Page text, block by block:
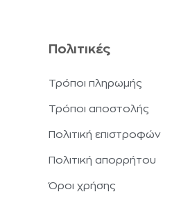
Πολιτικές
Τρόποι πληρωμής
Τρόποι αποστολής
Πολιτική επιστροφών
Πολιτική απορρήτου
Όροι χρήσης